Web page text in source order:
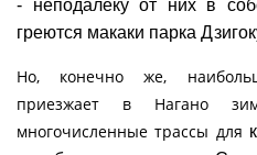
- неподалёку от них в
греются макаки парка
Но, конечно же,
приезжает в Нагано
многочисленные трассы для